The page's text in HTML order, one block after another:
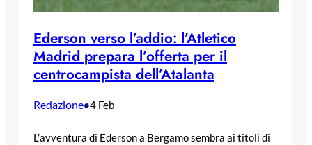
Ederson verso l’addio: l’Atletico
Madrid prepara l’offerta per il
centrocampista dell’Atalanta
Redazione•4 Feb
L’avventura di Ederson a Bergamo sembra ai titoli di